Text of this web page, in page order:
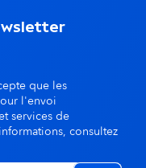
que les
l'envoi
services de
consultez